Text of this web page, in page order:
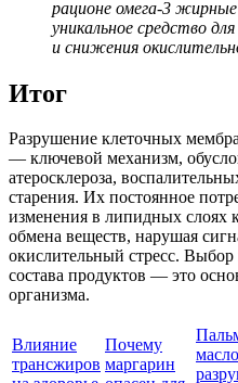
рационе омега-3
уникальное средство
и снижения
Итог
Разрушение клеточных
— ключевой механизм,
атеросклероза,
старения. Их постоянное
изменения в липидных слоях
обмена веществ, нарушая
окислительный стресс.
состава продуктов — это
организма.
Влияние
трансжиров
Почему
маргарин